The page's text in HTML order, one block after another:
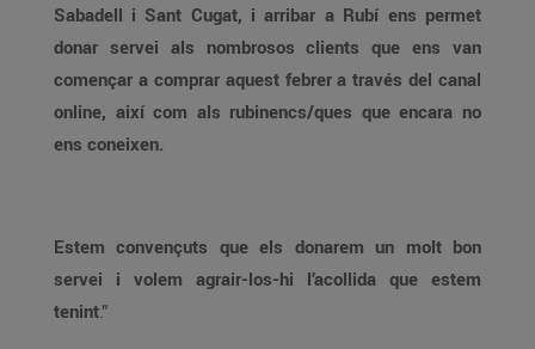
Sabadell i Sant Cugat, i arribar a Rubí ens permet
donar servei als nombrosos clients que ens van
començar a comprar aquest febrer a través del canal
online, així com als rubinencs/ques que encara no
ens coneixen.
Estem convençuts que els donarem un molt bon
servei i volem agrair-los-hi l’acollida que estem
tenint.”